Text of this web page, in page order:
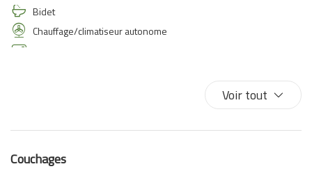
Bidet
Chauffage/climatiseur autonome
Eau chaude
Frigo
Voir tout
Couchages